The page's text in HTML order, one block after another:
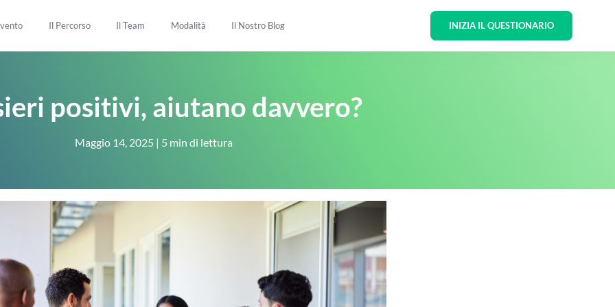
Il Percorso Il Team Modalità Il Nostro Blog INIZIA IL QUESTIONARIO
positivi, aiutano davvero?
Maggio 14, 2025 | 5 min di lettura